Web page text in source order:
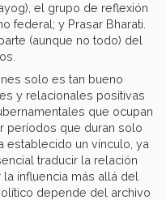
el grupo de reflexión
federal; y Prasar Bharati.
(aunque no todo) del
solo es tan bueno
y relacionales positivas
que ocupan
períodos que duran solo
establecido un vínculo, ya
traducir la relación
influencia más allá del
depende del archivo